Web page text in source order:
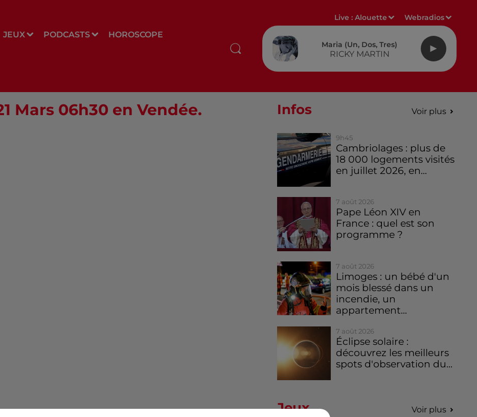
JEUX PODCASTS HOROSCOPE
Live :Alouette Webradios
Maria (un, Dos, Tres)
RICKY MARTIN
Mars 06h30 en Vendée. Infos Voir plus
9h45
Cambriolages : plus de
18 000 logements visités
en juillet 2026, en...
7 août 2026
Pape Léon XIV en
France : quel est son
programme ?
7 août 2026
Limoges : un bébé d'un
mois blessé dans un
incendie, un
appartement...
7 août 2026
Éclipse solaire :
découvrez les meilleurs
spots d'observation du...
Jeux Voir plus